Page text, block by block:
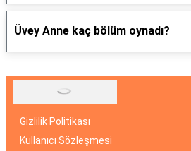
Üvey Anne kaç bölüm oynadı?
Gizlilik Politikası
Kullanıcı Sözleşmesi